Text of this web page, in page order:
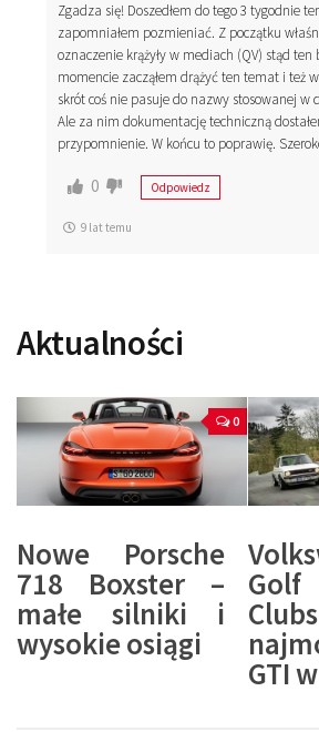
Zgadza się! Doszedłem do tego 3 tygodnie
zapomniałem pozmieniać. Z początku
oznaczenie krążyły w mediach (QV) stąd ten
momencie zacząłem drążyć ten temat i też
skrót coś nie pasuje do nazwy stosowanej w
Ale za nim dokumentację techniczną
przypomnienie. W końcu to poprawię.
0 Odpowiedz
9 lat temu
Aktualności
0
Nowe Porsche
718 Boxster –
małe silniki i
wysokie osiągi
GTI